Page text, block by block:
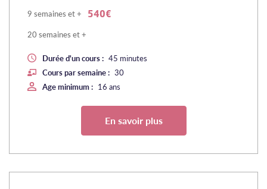
9 semaines et + 540€
20 semaines et +
Durée d'un cours : 45 minutes
Cours par semaine : 30
Age minimum : 16 ans
En savoir plus